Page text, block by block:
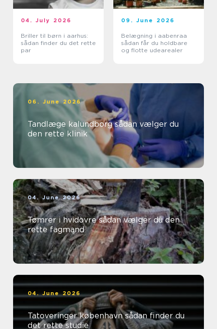
04. July 2026
Briller til børn i aarhus:
sådan finder du det rette
par
09. June 2026
Belægning i aabenraa
sådan får du holdbare
og flotte udearealer
06. June 2026
Tandlæge kalundborg sådan vælger du
den rette klinik
04. June 2026
Tømrer i hvidovre sådan vælger du den
rette fagmand
04. June 2026
Tatoveringer københavn sådan finder du
det rette studie